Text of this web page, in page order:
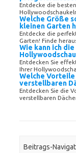
Entdecke die
Welche Größe
kleinen Garten
Entdecke die
Garten! Finde
Wie kann ich
Entdecken Sie
Ihrer
Welche
verstellbaren
Entdecken Sie die
verstellbaren
Beitrags-